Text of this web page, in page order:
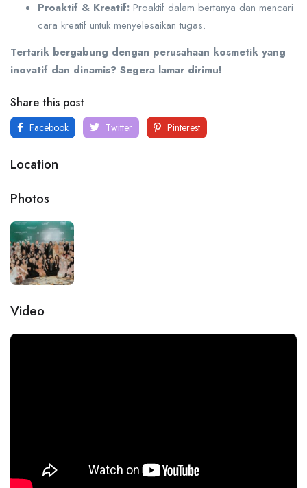
Proaktif & Kreatif: Proaktif dalam bertanya dan mencari
cara kreatif untuk menyelesaikan tugas.
Tertarik bergabung dengan perusahaan kosmetik yang
inovatif dan dinamis? Segera lamar dirimu!
Share this post
Facebook Twitter Pinterest
Location
Photos
Video